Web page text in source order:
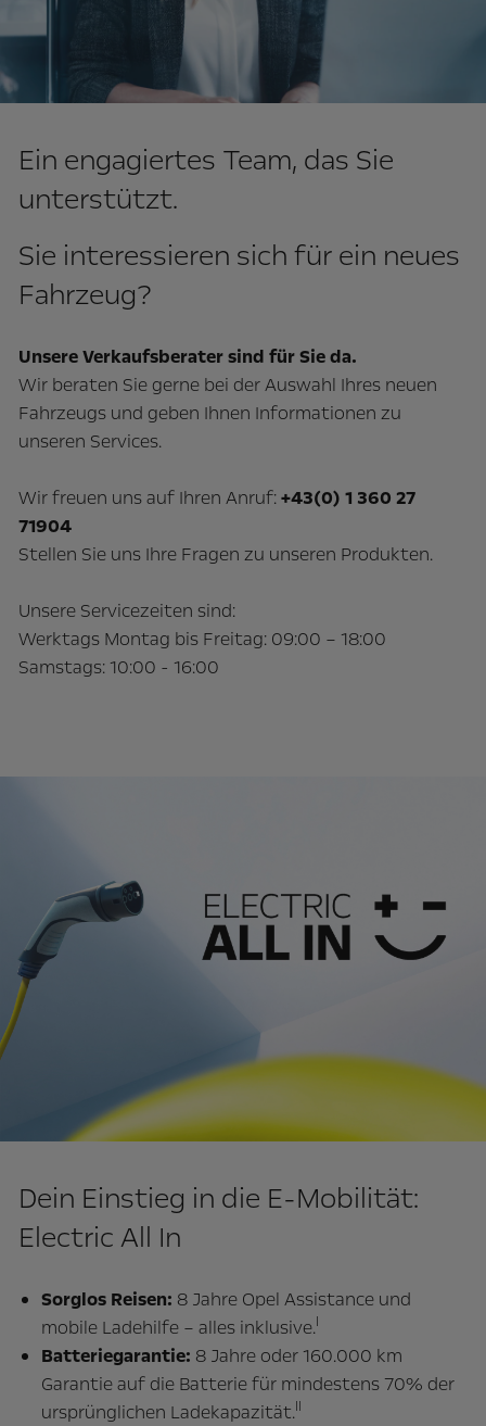
Ein engagiertes Team, das Sie
unterstützt.
Sie interessieren sich für ein neues
Fahrzeug?
Unsere Verkaufsberater sind für Sie da.
Wir beraten Sie gerne bei der Auswahl Ihres neuen
Fahrzeugs und geben Ihnen Informationen zu
unseren Services.
Wir freuen uns auf Ihren Anruf:+43(0) 1 360 27
71904
Stellen Sie uns Ihre Fragen zu unseren Produkten.
Unsere Servicezeiten sind:
Werktags Montag bis Freitag: 09:00 – 18:00
Samstags: 10:00 - 16:00
Dein Einstieg in die E-Mobilität:
Electric All In
Sorglos Reisen: 8 Jahre Opel Assistance und
mobile Ladehilfe – alles inklusive.I
Batteriegarantie: 8 Jahre oder 160.000 km
Garantie auf die Batterie für mindestens 70% der
ursprünglichen Ladekapazität.II